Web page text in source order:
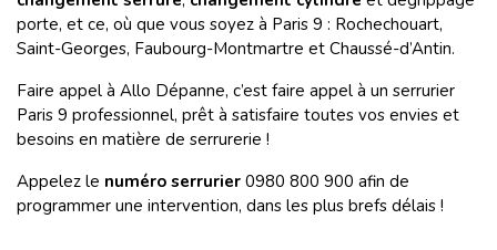
porte, et ce, où que vous soyez à Paris 9 : Rochechouart,
Saint-Georges, Faubourg-Montmartre et Chaussé-d’Antin.
Faire appel à Allo Dépanne, c’est faire appel à un serrurier
Paris 9 professionnel, prêt à satisfaire toutes vos envies et
besoins en matière de serrurerie !
Appelez le numéro serrurier 0980 800 900 afin de
programmer une intervention, dans les plus brefs délais !